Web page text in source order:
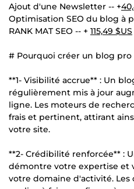
Ajout d'une Newsletter -- +
Optimisation SEO du blog à
RANK MAT SEO -- + 115,49 $US
# Pourquoi créer un blog
**1- Visibilité accrue** : Un
régulièrement mis à jour
ligne. Les moteurs de
frais et pertinent, attirant
votre site.
**2- Crédibilité renforcée** :
démontre votre expertise et
votre domaine d'activité.